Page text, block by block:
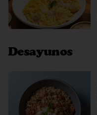
Desayunos